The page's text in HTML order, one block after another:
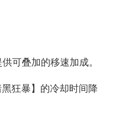
可叠加的移速加成。
狂暴】的冷却时间降